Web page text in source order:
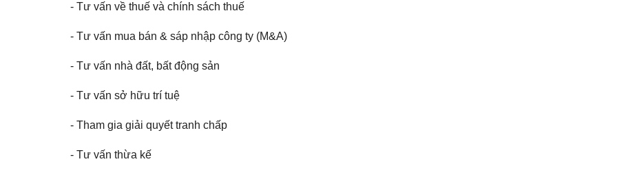
- Tư vấn về thuế và chính sách thuế
- Tư vấn mua bán & sáp nhập công ty (M&A)
- Tư vấn nhà đất, bất động sản
- Tư vấn sở hữu trí tuệ
- Tham gia giải quyết tranh chấp
- Tư vấn thừa kế